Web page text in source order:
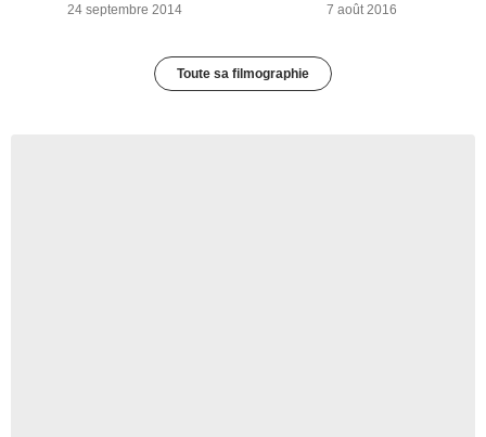
24 septembre 2014 7 août 2016
Toute sa filmographie